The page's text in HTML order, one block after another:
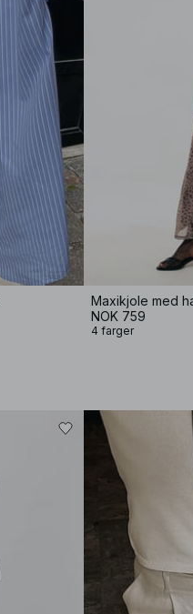
Maxikjole med
NOK 759
4 farger